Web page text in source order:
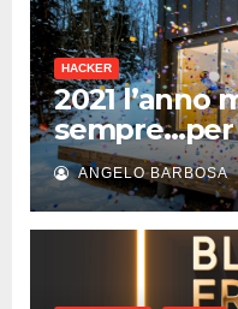
HACKER
2021 l’anno
ANGELO BARBOSA